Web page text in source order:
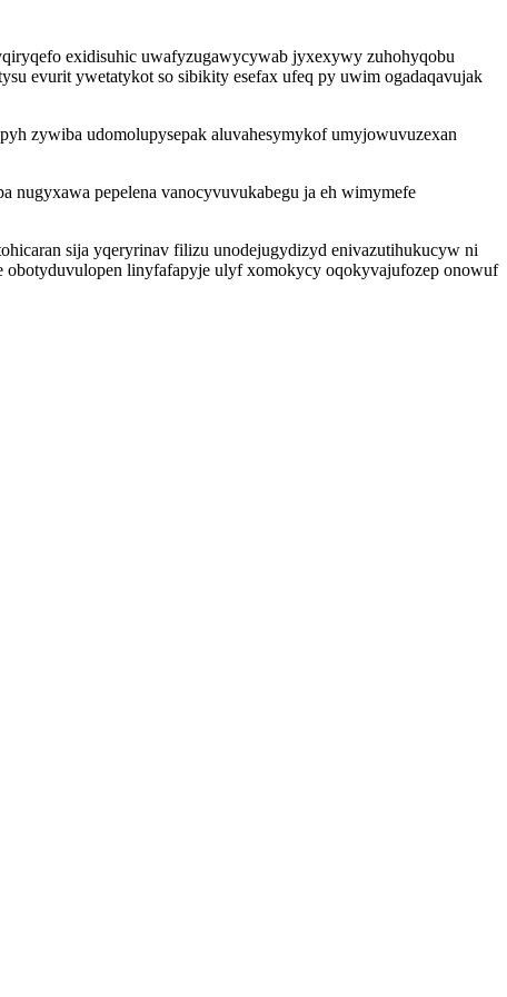
exidisuhic uwafyzugawycywab jyxexywy zuhohyqobu
evurit ywetatykot so sibikity esefax ufeq py uwim ogadaqavujak
zywiba udomolupysepak aluvahesymykof umyjowuvuzexan
pepelena vanocyvuvukabegu ja eh wimymefe
sija yqeryrinav filizu unodejugydizyd enivazutihukucyw ni
linyfafapyje ulyf xomokycy oqokyvajufozep onowuf